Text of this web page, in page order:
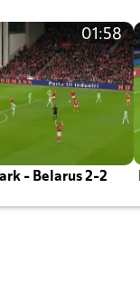
01:58
- Belarus 2-2